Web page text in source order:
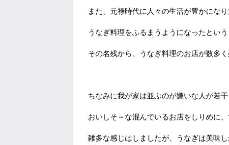
また、元禄時代に人々の生活が豊かにな
うなぎ料理をふるまうようになったという
その名残から、うなぎ料理のお店が数多く
ちなみに我が家は並ぶのが嫌いな人が若干
おいしそ～な混んでいるお店をしりめに
雑多な感じはしましたが、うなぎは美味し